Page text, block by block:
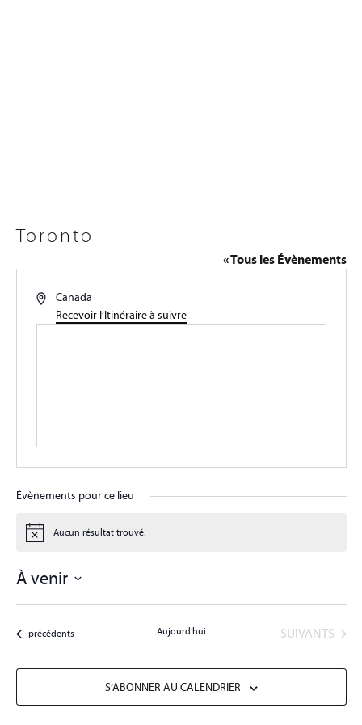
Toronto
« Tous les Évènements
AdresseCanada
Recevoir l’Itinéraire à suivre
Évènements pour ce lieu
Notice Aucun résultat trouvé.
À venir
date.
Évènements
précédents Aujourd’hui ÉVÈNEMENTS
SUIVANTS
S’ABONNER AU CALENDRIER